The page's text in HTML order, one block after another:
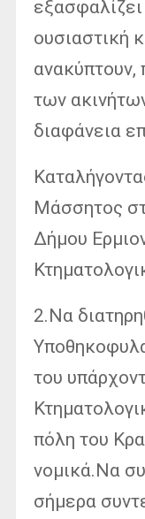
ουσιαστική
των
διαφάνεια
Μάσσητος
Δήμου
2.Να
του
πόλη του
νομικά.Να
σήμερα